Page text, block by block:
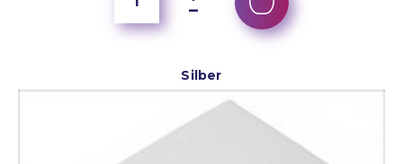
Silber